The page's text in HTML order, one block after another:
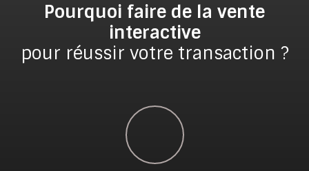
Pourquoi faire de la vente
interactive
pour réussir votre transaction ?